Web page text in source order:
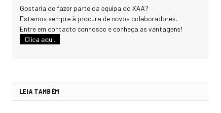
Gostaria de fazer parte da equipa do XAA?
Estamos sempre à procura de novos colaboradores.
Entre em contacto connosco e conheça as vantagens!
Clica aqui.
LEIA TAMBÉM